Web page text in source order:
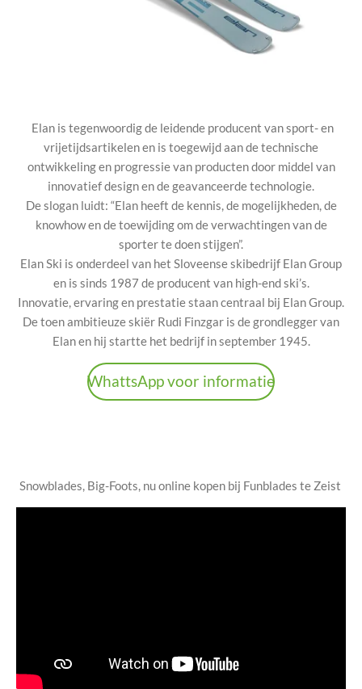
Elan is tegenwoordig de leidende producent van sport- en
vrijetijdsartikelen en is toegewijd aan de technische
ontwikkeling en progressie van producten door middel van
innovatief design en de geavanceerde technologie.
De slogan luidt: “Elan heeft de kennis, de mogelijkheden, de
knowhow en de toewijding om de verwachtingen van de
sporter te doen stijgen”.
Elan Ski is onderdeel van het Sloveense skibedrijf Elan Group
en is sinds 1987 de producent van high-end ski’s.
Innovatie, ervaring en prestatie staan centraal bij Elan Group.
De toen ambitieuze skiër Rudi Finzgar is de grondlegger van
Elan en hij startte het bedrijf in september 1945.
WhattsApp voor informatie
Snowblades, Big-Foots, nu online kopen bij Funblades te Zeist